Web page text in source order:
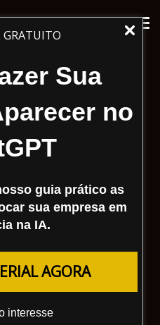
Sua
no
guia prático as
sua empresa em
na IA.
AGORA
interesse